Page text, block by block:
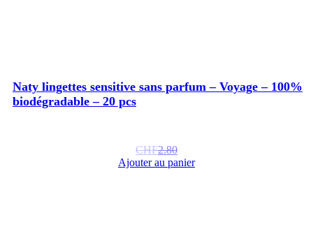
Naty lingettes sensitive sans parfum – Voyage – 100%
biodégradable – 20 pcs
CHF2.80
Ajouter au panier